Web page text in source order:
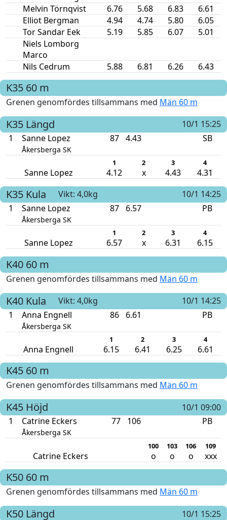
Melvin Törnqvist
6.76 5.68 6.83
6.61
Elliot Bergman
4.94 4.74 5.80
6.05
Tor Sandar Eek
5.19 5.85 6.07
5.01
Niels Lomborg
Marco
Nils Cedrum
5.88 6.81 6.26 6.43
K35 60 m
Grenen genomfördes tillsammans med Män 60 m
K35 Längd
10/1 15:25
1
Sanne Lopez
Åkersberga SK
87 4.43 SB
1 2 3 4
Sanne Lopez 4.12 x 4.43 4.31
K35 Kula Vikt: 4,0kg
10/1 14:25
1
Sanne Lopez
Åkersberga SK
87 6.57 PB
1 2 3 4
Sanne Lopez 6.57 x 6.31 6.15
K40 60 m
Grenen genomfördes tillsammans med Män 60 m
K40 Kula Vikt: 4,0kg
10/1 14:25
1
Anna Engnell
Åkersberga SK
86 6.61 PB
1 2 3 4
Anna Engnell 6.15 6.41 6.25 6.61
K45 60 m
Grenen genomfördes tillsammans med Män 60 m
K45 Höjd
10/1 09:00
1
Catrine Eckers
Åkersberga SK
77 106 PB
100 103 106 109
Catrine Eckers o o o xxx
K50 60 m
Grenen genomfördes tillsammans med Män 60 m
K50 Längd
10/1 15:25